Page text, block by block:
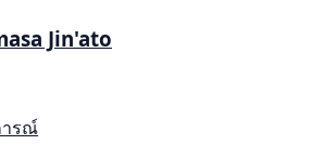
Jin'ato
ารณ์